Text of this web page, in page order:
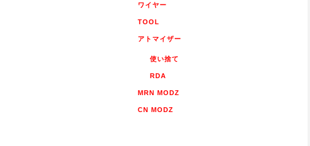
ワイヤー
TOOL
アトマイザー
使い捨て
RDA
MRN MODZ
CN MODZ